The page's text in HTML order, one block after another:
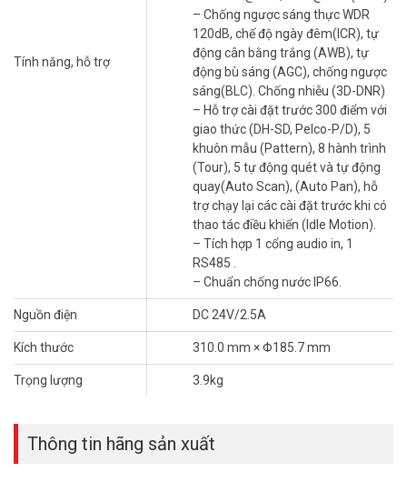
Tính năng, hỗ trợ
– Chống ngược sáng thực WDR
120dB, chế độ ngày đêm(ICR), tự
động cân bằng trắng (AWB), tự
động bù sáng (AGC), chống ngược
sáng(BLC). Chống nhiễu (3D-DNR)
– Hỗ trợ cài đặt trước 300 điểm với
giao thức (DH-SD, Pelco-P/D), 5
khuôn mẫu (Pattern), 8 hành trình
(Tour), 5 tự động quét và tự động
quay(Auto Scan), (Auto Pan), hỗ
trợ chạy lại các cài đặt trước khi có
thao tác điều khiển (Idle Motion).
– Tích hợp 1 cổng audio in, 1
RS485 .
– Chuẩn chống nước IP66.
Nguồn điện DC 24V/2.5A
Kích thước 310.0 mm × Φ185.7 mm
Trọng lượng 3.9kg
Thông tin hãng sản xuất